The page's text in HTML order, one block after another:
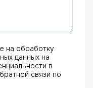
на обработку
данных на
в
связи по